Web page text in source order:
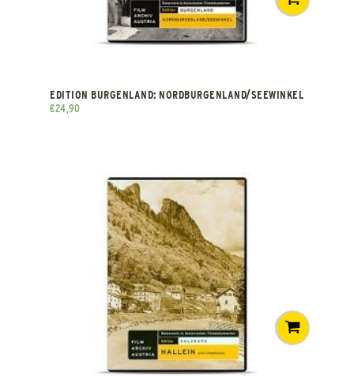
EDITION BURGENLAND: NORDBURGENLAND/SEEWINKEL
€24,90